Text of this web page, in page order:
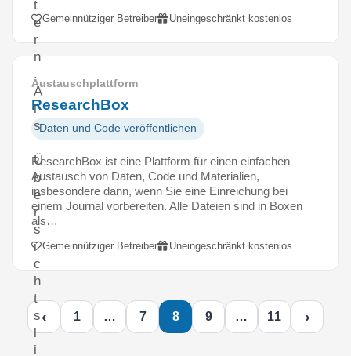
t
e
r
n
.
A
l
s
Ü
b
e
r
s
i
c
h
t
s
l
i
Gemeinnütziger Betreiber Uneingeschränkt kostenlos
Austauschplattform
ResearchBox
Daten und Code veröffentlichen
ResearchBox ist eine Plattform für einen einfachen
Austausch von Daten, Code und Materialien,
insbesondere dann, wenn Sie eine Einreichung bei
einem Journal vorbereiten. Alle Dateien sind in Boxen
als…
Gemeinnütziger Betreiber Uneingeschränkt kostenlos
‹ 1 … 7 8 9 … 11 ›